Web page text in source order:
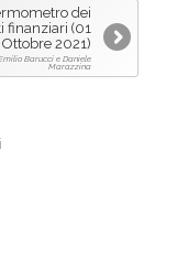
dei
finanziari (01
Ottobre 2021)
Barucci e Daniele
Marazzina